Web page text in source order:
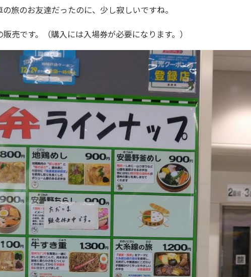
旅のお友達だったのに、少し寂しいですね。
売です。（購入には入場券が必要になります。）